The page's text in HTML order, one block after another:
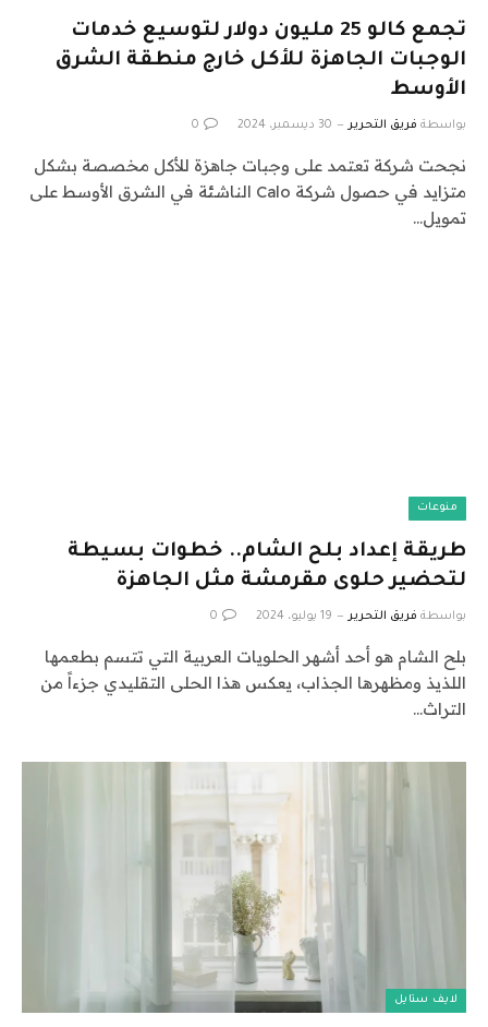
تجمع كالو 25 مليون دولار لتوسيع خدمات
الوجبات الجاهزة للأكل خارج منطقة الشرق
الأوسط
بواسطة فريق التحرير 30 ديسمبر، 2024 0
نجحت شركة تعتمد على وجبات جاهزة للأكل مخصصة بشكل
متزايد في حصول شركة Calo الناشئة في الشرق الأوسط على
تمويل…
منوعات
طريقة إعداد بلح الشام.. خطوات بسيطة
لتحضير حلوى مقرمشة مثل الجاهزة
بواسطة فريق التحرير 19 يوليو، 2024 0
بلح الشام هو أحد أشهر الحلويات العربية التي تتسم بطعمها
اللذيذ ومظهرها الجذاب، يعكس هذا الحلى التقليدي جزءاً من
التراث…
لايف ستايل